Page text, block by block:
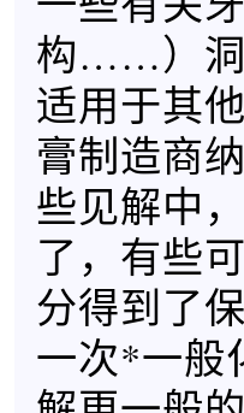
构……）洞
适用于其
膏制造商
些见解中
了，有些
分得到了
一次*一般